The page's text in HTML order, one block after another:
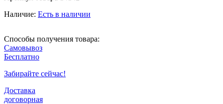
Наличие: Есть в наличии
Способы получения товара:
Самовывоз
Бесплатно
Забирайте сейчас!
Доставка
договорная